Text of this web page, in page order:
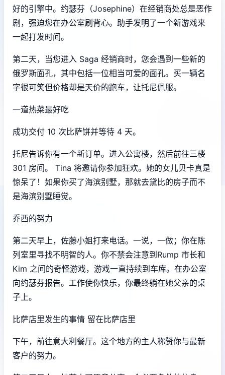
好的引擎中。约瑟芬（Josephine）在经销商处总是恶作
剧，强迫您在办公室刷背心。助手发明了一个新游戏来
一起打发时间。
第二天，当您进入 Saga 经销商时，您会遇到一些新的
俄罗斯面孔，其中包括一位相当可爱的面孔。买一辆名
字很可笑但价格却是天价的跑车，让托尼佩服。
一道热菜最好吃
成功交付 10 次比萨饼并等待 4 天。
托尼告诉你有一个新订单。进入公寓楼，然后前往三楼
301 房间。 Tina 将邀请你参加狂欢。她的女儿贝卡真是
惊呆了！如果你买了海滨别墅，那就去黛比的房子而不
是海滨别墅睡觉。
乔西的努力
第二天早上，佐藤小姐打来电话。一说，一做；你在陈
列室里寻找不明智的人。你不禁会注意到Rump 市长和
Kim 之间的奇怪游戏，游戏一直持续到车库。在办公室
向约瑟芬报告。工作使你快乐，你最终躺在她父亲的桌
子上。
比萨店里发生的事情 留在比萨店里
下午，前往意大利餐厅。这个地方的主人称赞你与最新
客户的努力。